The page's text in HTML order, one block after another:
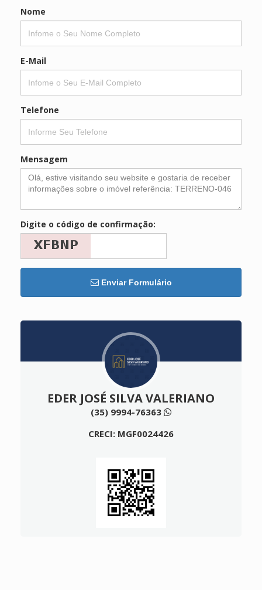
Nome
E-Mail
Telefone
Mensagem
Digite o código de confirmação:
Enviar Formulário
EDER JOSÉ SILVA VALERIANO
(35) 9994-76363
CRECI: MGF0024426